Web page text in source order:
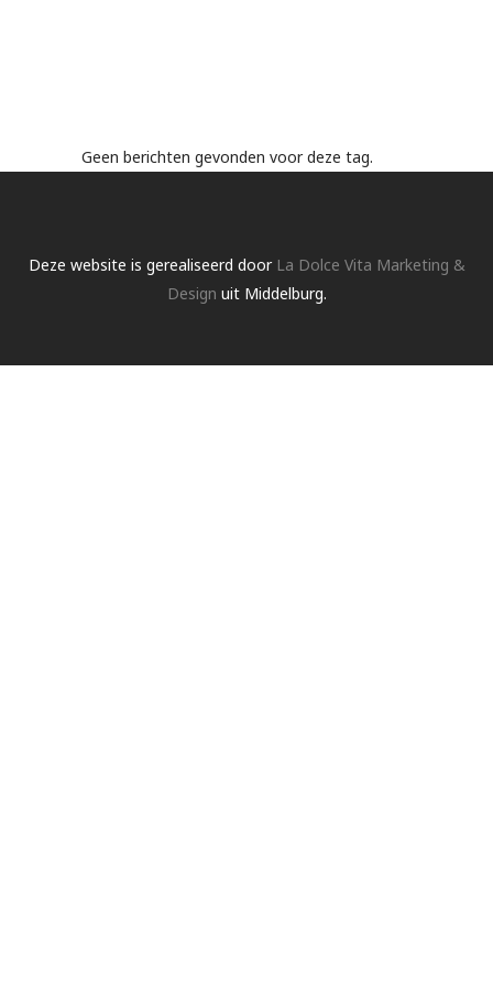
Geen berichten gevonden voor deze tag.
Deze website is gerealiseerd door La Dolce Vita Marketing &
Design uit Middelburg.